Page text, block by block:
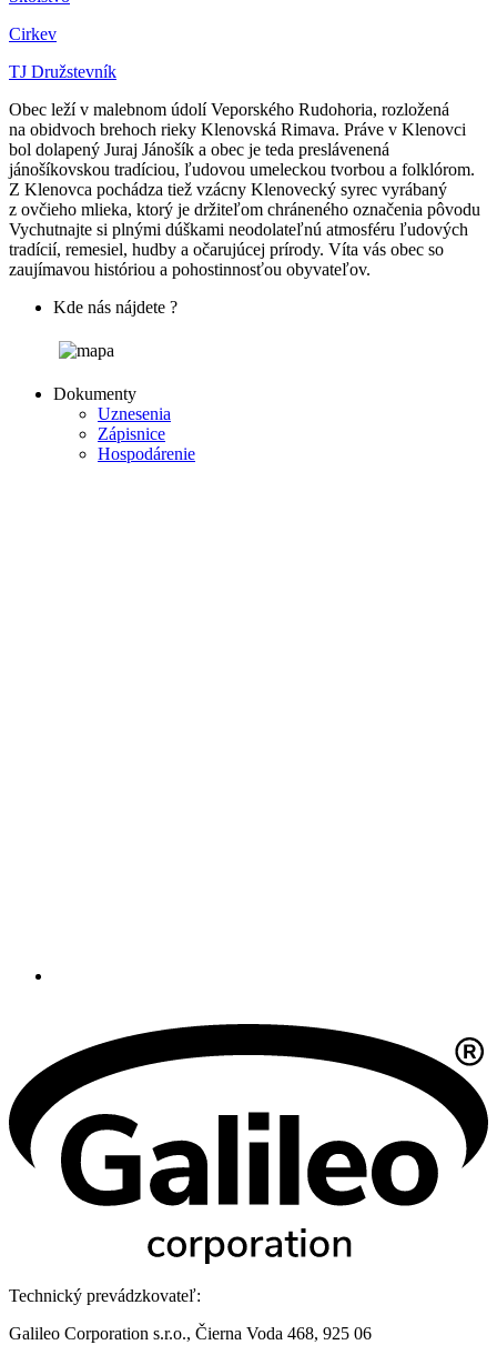
Cirkev
TJ Družstevník
Obec leží v malebnom údolí Veporského Rudohoria, rozložená
na obidvoch brehoch rieky Klenovská Rimava. Práve v Klenovci
bol dolapený Juraj Jánošík a obec je teda preslávenená
jánošíkovskou tradíciou, ľudovou umeleckou tvorbou a folklórom.
Z Klenovca pochádza tiež vzácny Klenovecký syrec vyrábaný
z ovčieho mlieka, ktorý je držiteľom chráneného označenia pôvodu
Vychutnajte si plnými dúškami neodolateľnú atmosféru ľudových
tradícií, remesiel, hudby a očarujúcej prírody. Víta vás obec so
zaujímavou históriou a pohostinnosťou obyvateľov.
Kde nás nájdete ?
Dokumenty
Uznesenia
Zápisnice
Hospodárenie
Technický prevádzkovateľ:
Galileo Corporation s.r.o., Čierna Voda 468, 925 06